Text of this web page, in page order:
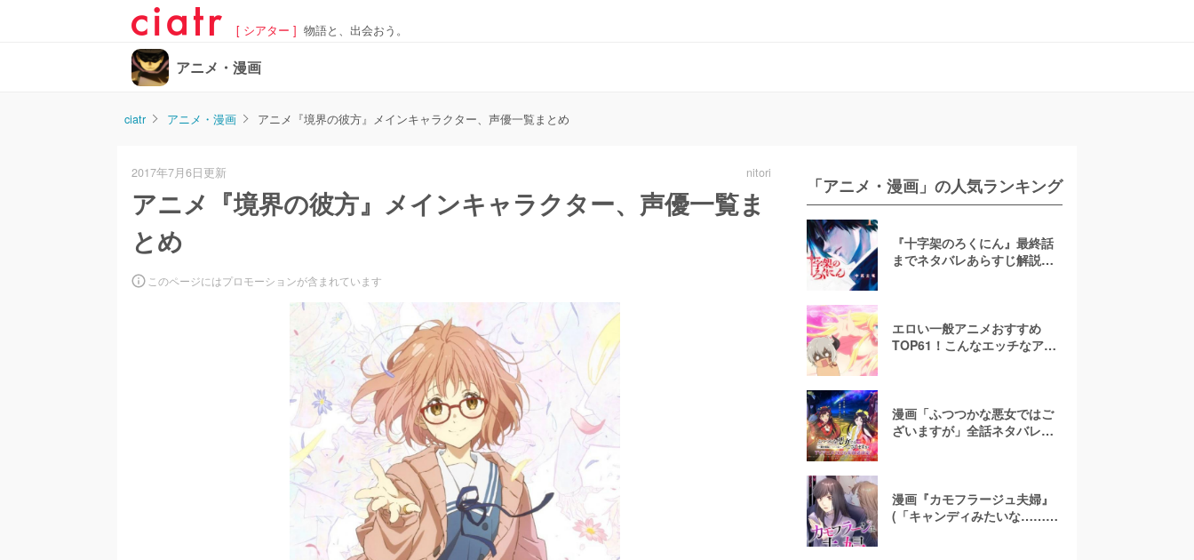
[ シアター ] 物語と、出会おう。
アニメ・漫画
ciatr アニメ・漫画 アニメ『境界の彼方』メインキャラクター、声優一覧まとめ
2017年7月6日更新 nitori
アニメ『境界の彼方』メインキャラクター、声優一覧ま
とめ
このページにはプロモーションが含まれています
「アニメ・漫画」の人気ランキング
『十字架のろくにん』最終話
までネタバレあらすじ解説！
エロい一般アニメおすすめ
TOP61！こんなエッチなアニ
漫画「ふつつかな悪女ではご
ざいますが」全話ネタバレあ
漫画『カモフラージュ夫婦』
(「キャンディみたいな……」)